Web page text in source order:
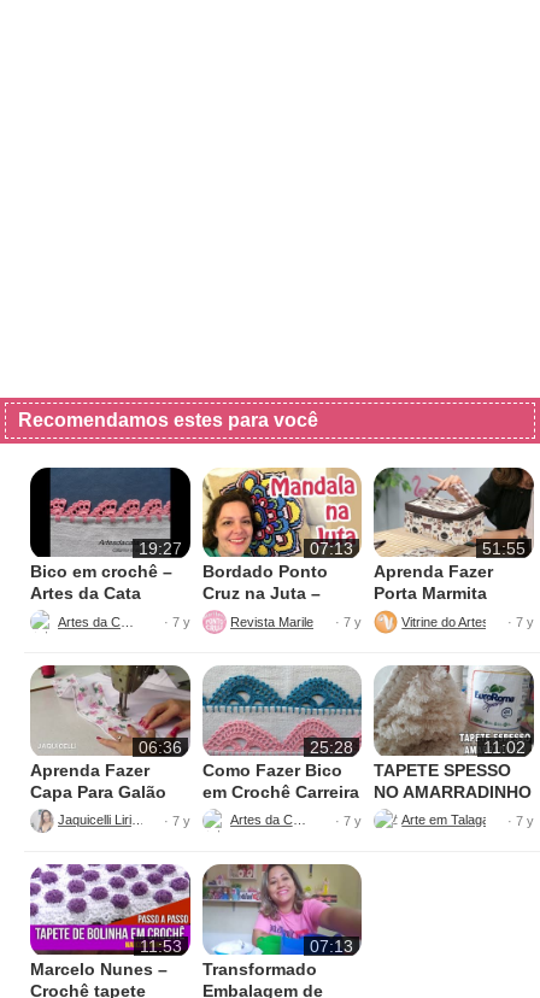
Recomendamos estes para você
19:27
Bico em crochê –
Artes da Cata
· 7 y
07:13
Bordado Ponto
Cruz na Juta –
Fácil de Fazer
Revista Marileny Ponto Cruz
· 7 y
51:55
Aprenda Fazer
Porta Marmita
Térmica
Vitrine do Artesanato
· 7 y
06:36
Aprenda Fazer
Capa Para Galão
de Água – 20 litros
Jaquicelli Liriane · 7 y
25:28
Como Fazer Bico
em Crochê Carreira
Única
Artes da Cata · 7 y
11:02
TAPETE SPESSO
NO AMARRADINHO
PERFEITO
· 7 y
11:53
Marcelo Nunes –
Crochê tapete
07:13
Transformado
Embalagem de